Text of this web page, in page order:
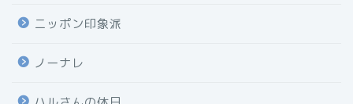
ニッポン印象派
ノーナレ